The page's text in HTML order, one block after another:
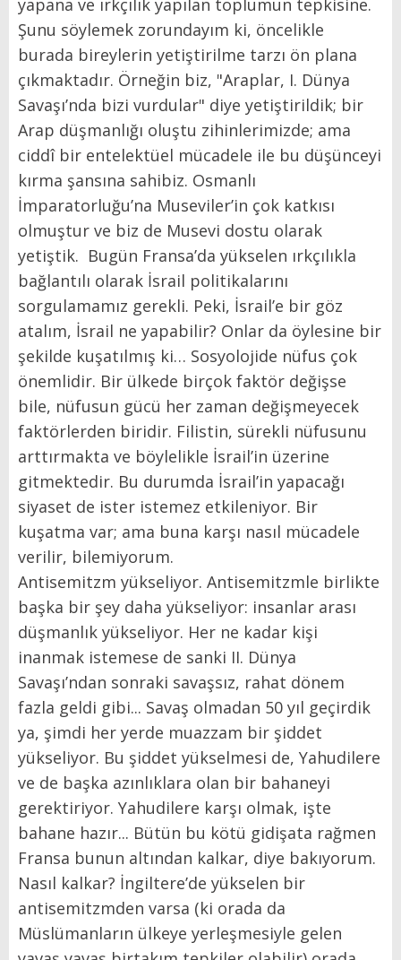
yapana ve ırkçılık yapılan toplumun tepkisine.
Şunu söylemek zorundayım ki, öncelikle
burada bireylerin yetiştirilme tarzı ön plana
çıkmaktadır. Örneğin biz, "Araplar, I. Dünya
Savaşı’nda bizi vurdular" diye yetiştirildik; bir
Arap düşmanlığı oluştu zihinlerimizde; ama
ciddî bir entelektüel mücadele ile bu düşünceyi
kırma şansına sahibiz. Osmanlı
İmparatorluğu’na Museviler’in çok katkısı
olmuştur ve biz de Musevi dostu olarak
yetiştik. Bugün Fransa’da yükselen ırkçılıkla
bağlantılı olarak İsrail politikalarını
sorgulamamız gerekli. Peki, İsrail’e bir göz
atalım, İsrail ne yapabilir? Onlar da öylesine bir
şekilde kuşatılmış ki… Sosyolojide nüfus çok
önemlidir. Bir ülkede birçok faktör değişse
bile, nüfusun gücü her zaman değişmeyecek
faktörlerden biridir. Filistin, sürekli nüfusunu
arttırmakta ve böylelikle İsrail’in üzerine
gitmektedir. Bu durumda İsrail’in yapacağı
siyaset de ister istemez etkileniyor. Bir
kuşatma var; ama buna karşı nasıl mücadele
verilir, bilemiyorum.
Antisemitzm yükseliyor. Antisemitzmle birlikte
başka bir şey daha yükseliyor: insanlar arası
düşmanlık yükseliyor. Her ne kadar kişi
inanmak istemese de sanki II. Dünya
Savaşı’ndan sonraki savaşsız, rahat dönem
fazla geldi gibi... Savaş olmadan 50 yıl geçirdik
ya, şimdi her yerde muazzam bir şiddet
yükseliyor. Bu şiddet yükselmesi de, Yahudilere
ve de başka azınlıklara olan bir bahaneyi
gerektiriyor. Yahudilere karşı olmak, işte
bahane hazır... Bütün bu kötü gidişata rağmen
Fransa bunun altından kalkar, diye bakıyorum.
Nasıl kalkar? İngiltere’de yükselen bir
antisemitzmden varsa (ki orada da
Müslümanların ülkeye yerleşmesiyle gelen